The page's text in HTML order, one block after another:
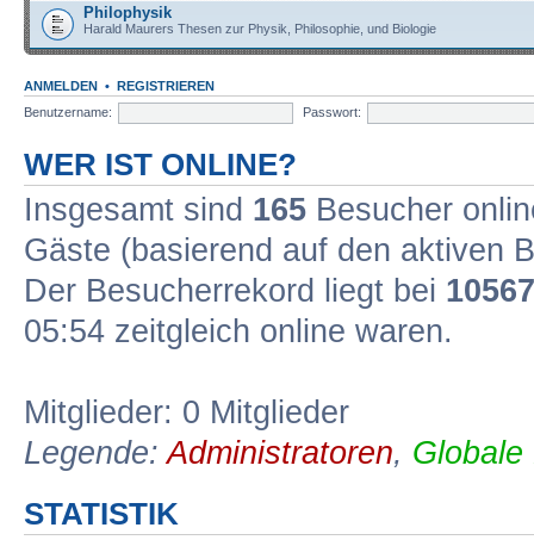
Philophysik
Harald Maurers Thesen zur Physik, Philosophie, und Biologie
ANMELDEN • REGISTRIEREN
Benutzername:
Passwort:
WER IST ONLINE?
Insgesamt sind 165 Besucher
Gäste (basierend auf den aktiven
Der Besucherrekord liegt bei 10567
05:54 zeitgleich online waren.
Mitglieder: 0 Mitglieder
Legende:Administratoren, Globale
STATISTIK